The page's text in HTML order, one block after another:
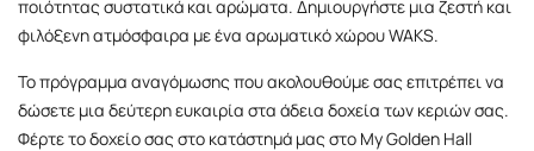
ποιότητας συστατικά και αρώματα. Δημιουργήστε μια ζεστή και
φιλόξενη ατμόσφαιρα με ένα αρωματικό χώρου WAKS.
Το πρόγραμμα αναγόμωσης που ακολουθούμε σας επιτρέπει να
δώσετε μια δεύτερη ευκαιρία στα άδεια δοχεία των κεριών σας.
Φέρτε το δοχείο σας στο κατάστημά μας στο My Golden Hall